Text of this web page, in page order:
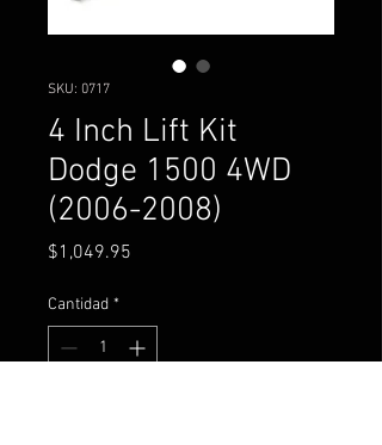
SKU: 0717
4 Inch Lift Kit
Dodge 1500 4WD
(2006-2008)
$1,049.95
Cantidad *